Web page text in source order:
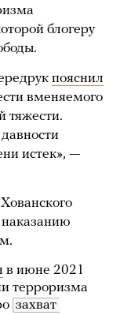
блогеру
пояснил
вменяемого
тяжести.
истек», —
наказанию
в июне 2021
терроризма
захват